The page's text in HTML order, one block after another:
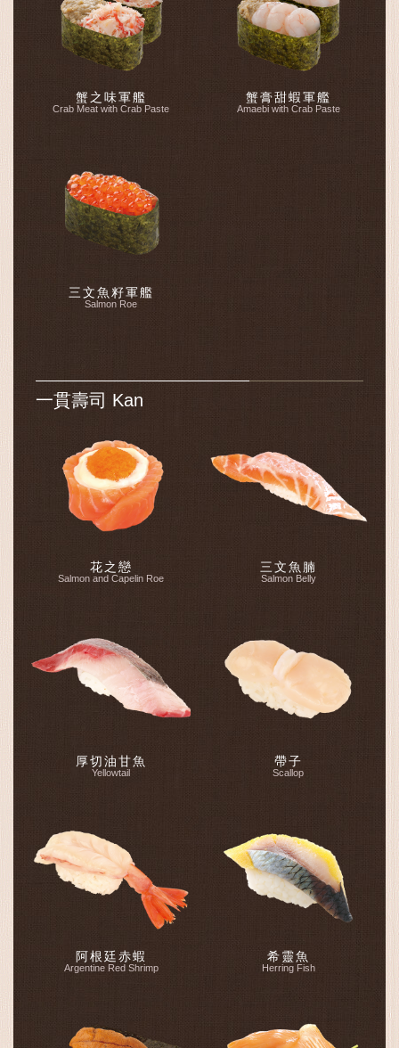
蟹之味軍艦
Crab Meat with Crab Paste
蟹膏甜蝦軍艦
Amaebi with Crab Paste
三文魚籽軍艦
Salmon Roe
一貫壽司 Kan
花之戀
Salmon and Capelin Roe
三文魚腩
Salmon Belly
厚切油甘魚
Yellowtail
帶子
Scallop
阿根廷赤蝦
Argentine Red Shrimp
希靈魚
Herring Fish